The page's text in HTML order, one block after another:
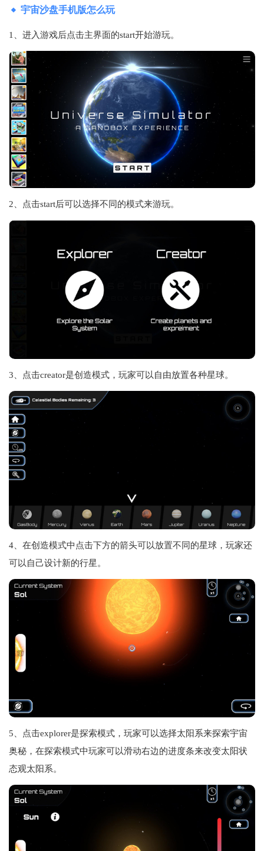
宇宙沙盘手机版怎么玩
1、进入游戏后点击主界面的start开始游玩。
2、点击start后可以选择不同的模式来游玩。
3、点击creator是创造模式，玩家可以自由放置各种星球。
4、在创造模式中点击下方的箭头可以放置不同的星球，玩家还
可以自己设计新的行星。
5、点击explorer是探索模式，玩家可以选择太阳系来探索宇宙
奥秘，在探索模式中玩家可以滑动右边的进度条来改变太阳状
态观太阳系。